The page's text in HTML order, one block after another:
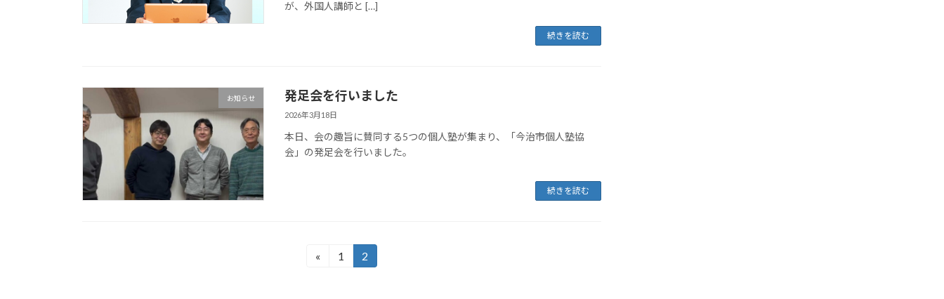
が、外国人講師と […]
続きを読む
お知らせ 発足会を行いました
2026年3月18日
本日、会の趣旨に賛同する5つの個人塾が集まり、「今治市個人塾協
会」の発足会を行いました。
続きを読む
«
固
1
固
2